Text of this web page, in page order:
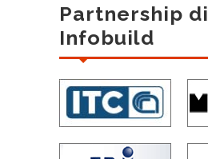
Partnership di
Infobuild